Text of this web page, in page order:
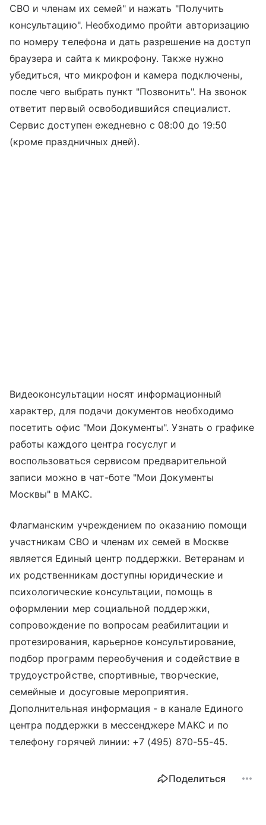
СВО и членам их семей" и нажать "Получить
консультацию". Необходимо пройти авторизацию
по номеру телефона и дать разрешение на доступ
браузера и сайта к микрофону. Также нужно
убедиться, что микрофон и камера подключены,
после чего выбрать пункт "Позвонить". На звонок
ответит первый освободившийся специалист.
Сервис доступен ежедневно с 08:00 до 19:50
(кроме праздничных дней).
Видеоконсультации носят информационный
характер, для подачи документов необходимо
посетить офис "Мои Документы". Узнать о графике
работы каждого центра госуслуг и
воспользоваться сервисом предварительной
записи можно в чат-боте "Мои Документы
Москвы" в МАКС.
Флагманским учреждением по оказанию помощи
участникам СВО и членам их семей в Москве
является Единый центр поддержки. Ветеранам и
их родственникам доступны юридические и
психологические консультации, помощь в
оформлении мер социальной поддержки,
сопровождение по вопросам реабилитации и
протезирования, карьерное консультирование,
подбор программ переобучения и содействие в
трудоустройстве, спортивные, творческие,
семейные и досуговые мероприятия.
Дополнительная информация - в канале Единого
центра поддержки в мессенджере МАКС и по
телефону горячей линии: +7 (495) 870-55-45.
Поделиться